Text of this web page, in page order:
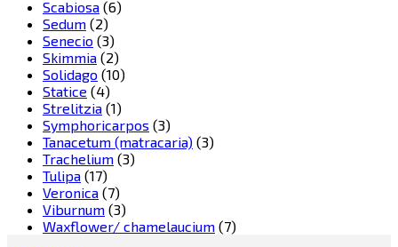
Scabiosa (6)
Sedum (2)
Senecio (3)
Skimmia (2)
Solidago (10)
Statice (4)
Strelitzia (1)
Symphoricarpos (3)
Tanacetum (matracaria) (3)
Trachelium (3)
Tulipa (17)
Veronica (7)
Viburnum (3)
Waxflower/ chamelaucium (7)